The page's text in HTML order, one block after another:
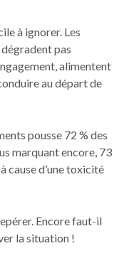
à ignorer. Les
pas
alimentent
au départ de
pousse 72 % des
marquant encore, 73
cause d’une toxicité
Encore faut-il
la situation !